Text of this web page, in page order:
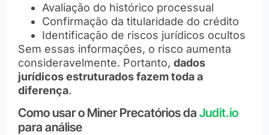
Avaliação do histórico processual
Confirmação da titularidade do crédito
Identificação de riscos jurídicos ocultos
Sem essas informações, o risco aumenta
consideravelmente. Portanto, dados
jurídicos estruturados fazem toda a
diferença.
Como usar o Miner Precatórios da Judit.io
para análise